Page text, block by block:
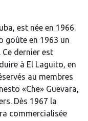
est née en 1966.
goûte en 1963 un
dernier est
à El Laguito, en
au membres
«Che» Guevara,
Dès 1967 la
commercialisée